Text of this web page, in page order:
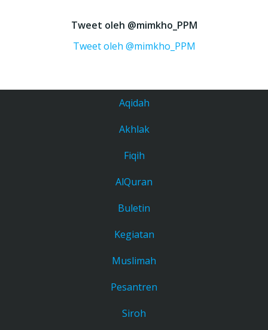
Tweet oleh @mimkho_PPM
Tweet oleh @mimkho_PPM
Aqidah
Akhlak
Fiqih
AlQuran
Buletin
Kegiatan
Muslimah
Pesantren
Siroh